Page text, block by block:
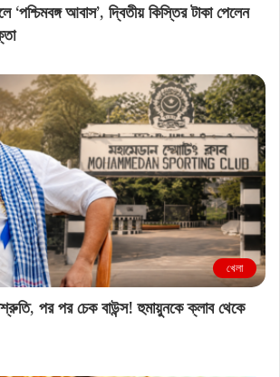
‘পশ্চিমবঙ্গ আবাস’, দ্বিতীয় কিস্তির টাকা পেলেন
খেলা
পর পর চেক বাউন্স! হুমায়ুনকে ক্লাব থেকে